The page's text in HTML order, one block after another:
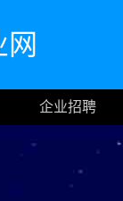
企业招聘